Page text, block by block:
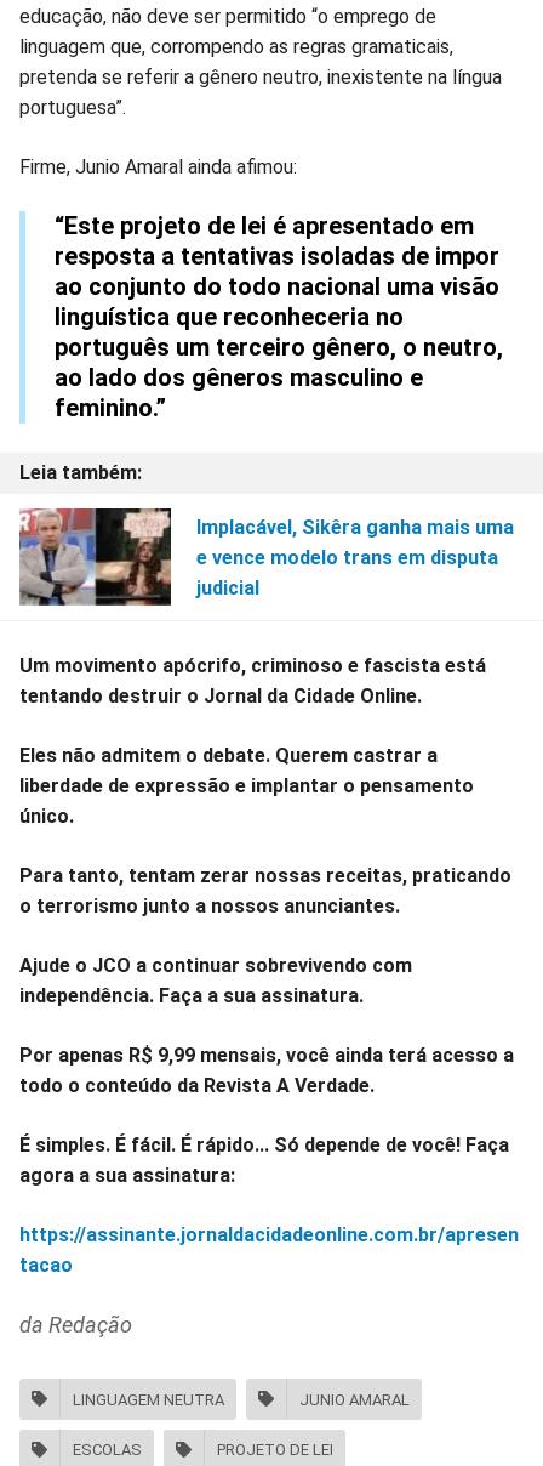
educação, não deve ser permitido “o emprego de
linguagem que, corrompendo as regras gramaticais,
pretenda se referir a gênero neutro, inexistente na língua
portuguesa”.
Firme, Junio Amaral ainda afimou:
“Este projeto de lei é apresentado em
resposta a tentativas isoladas de impor
ao conjunto do todo nacional uma visão
linguística que reconheceria no
português um terceiro gênero, o neutro,
ao lado dos gêneros masculino e
feminino.”
Implacável, Sikêra ganha mais uma
e vence modelo trans em disputa
judicial
Um movimento apócrifo, criminoso e fascista está
tentando destruir o Jornal da Cidade Online.
Eles não admitem o debate. Querem castrar a
liberdade de expressão e implantar o pensamento
único.
Para tanto, tentam zerar nossas receitas, praticando
o terrorismo junto a nossos anunciantes.
Ajude o JCO a continuar sobrevivendo com
independência. Faça a sua assinatura.
Por apenas R$ 9,99 mensais, você ainda terá acesso a
todo o conteúdo da Revista A Verdade.
É simples. É fácil. É rápido... Só depende de você! Faça
agora a sua assinatura:
https://assinante.jornaldacidadeonline.com.br/apresen
tacao
da Redação
LINGUAGEM NEUTRA JUNIO AMARAL
ESCOLAS PROJETO DE LEI